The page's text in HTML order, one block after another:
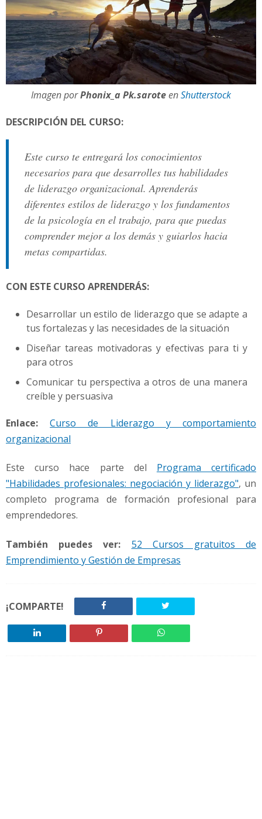
Imagen porPhonix_a Pk.saroteenShutterstock
DESCRIPCIÓN DEL CURSO:
Este curso te entregará los conocimientos
necesarios para que desarrolles tus habilidades
de liderazgo organizacional. Aprenderás
diferentes estilos de liderazgo y los fundamentos
de la psicología en el trabajo, para que puedas
comprender mejor a los demás y guiarlos hacia
metas compartidas.
CON ESTE CURSO APRENDERÁS:
Desarrollar un estilo de liderazgo que se adapte a
tus fortalezas y las necesidades de la situación
Diseñar tareas motivadoras y efectivas para ti y
para otros
Comunicar tu perspectiva a otros de una manera
creíble y persuasiva
Enlace:
Curso de Liderazgo y comportamiento
organizacional
Este curso hace parte del Programa certificado
"Habilidades profesionales: negociación y liderazgo", un
completo programa de formación profesional para
emprendedores.
También puedes ver:
52 Cursos gratuitos de
Emprendimiento y Gestión de Empresas
¡COMPARTE!